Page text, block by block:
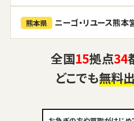
熊本県 ニーゴ・リユース熊本
全国15拠点34
どこでも無料